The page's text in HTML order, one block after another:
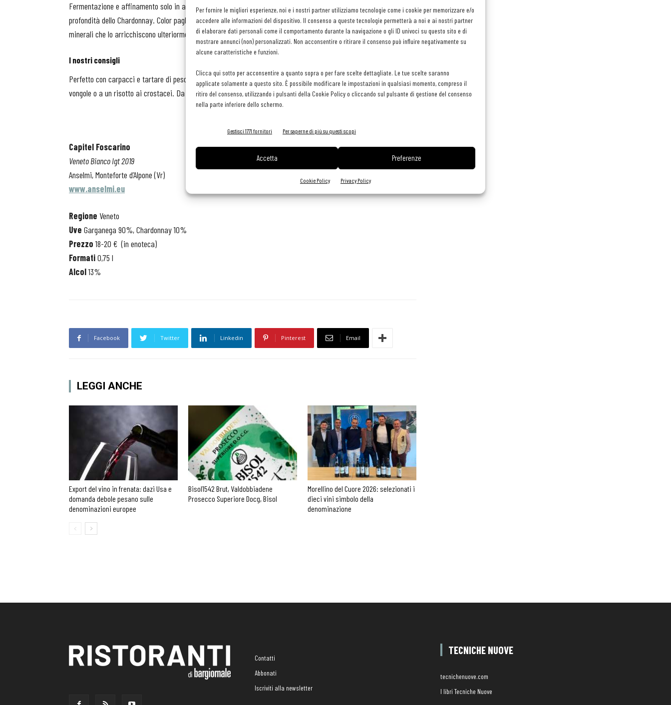
Per fornire le migliori esperienze, noi e i nostri partner utilizziamo tecnologie come i cookie per memorizzare e/o
accedere alle informazioni del dispositivo. Il consenso a queste tecnologie permetterà a noi e ai nostri partner
di elaborare dati personali come il comportamento durante la navigazione o gli ID univoci su questo sito e di
mostrare annunci (non) personalizzati. Non acconsentire o ritirare il consenso può influire negativamente su
alcune caratteristiche e funzioni.
Clicca qui sotto per acconsentire a quanto sopra o per fare scelte dettagliate. Le tue scelte saranno
applicate solamente a questo sito. È possibile modificare le impostazioni in qualsiasi momento, compreso il
ritiro del consenso, utilizzando i pulsanti della Cookie Policy o cliccando sul pulsante di gestione del consenso
nella parte inferiore dello schermo.
Gestisci 1771 fornitori Per saperne di più su questi scopi
Accetta Preferenze
Cookie Policy Privacy Policy
Fermentazione e affinamento solo in acciaio per preservare al massimo le fresche note della Garganega e la
profondità dello Chardonnay. Color paglierino brillante, profuma di frutta tropicale e frutta a polpa gialla con cenni
minerali che lo arricchiscono ulteriormente. Al palato è fresco, di bella mineralità e grande beva.
I nostri consigli
Perfetto con carpacci e tartare di pesce (tonno, salmone, branzino, gamberi) si sposa a una classica pasta alle
vongole o a un risotto ai crostacei. Da proporre in abbinamento a fritti misti di pesce e verdura.
Capitel Foscarino
Veneto Bianco Igt 2019
Anselmi, Monteforte d’Alpone (Vr)
www.anselmi.eu
Regione Veneto
Uve Garganega 90%, Chardonnay 10%
Prezzo18-20 € (in enoteca)
Formati0,75 l
Alcol13%
Facebook Twitter Linkedin Pinterest Email
LEGGI ANCHE
Export del vino in frenata: dazi Usa e
domanda debole pesano sulle
denominazioni europee
Bisol1542 Brut, Valdobbiadene
Prosecco Superiore Docg, Bisol
Morellino del Cuore 2026: selezionati i
dieci vini simbolo della
denominazione
Contatti
Abbonati
Iscriviti alla newsletter
TECNICHE NUOVE
tecnichenuove.com
I libri Tecniche Nuove